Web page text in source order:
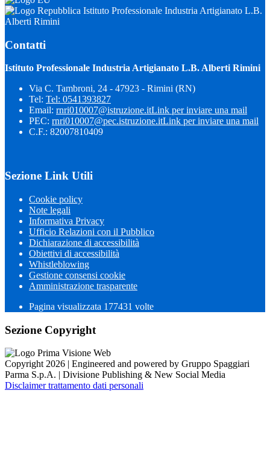
Istituto Professionale Industria Artigianato L.B.
Alberti Rimini
Contatti
Istituto Professionale Industria Artigianato L.B. Alberti Rimini
Via C. Tambroni, 24 - 47923 - Rimini (RN)
Tel: Tel: 0541393827
Email: rnri010007@istruzione.itLink per inviare una mail
PEC: rnri010007@pec.istruzione.itLink per inviare una mail
C.F.: 82007810409
Sezione Link Utili
Cookie policy
Note legali
Informativa Privacy
Ufficio Relazioni con il Pubblico
Dichiarazione di accessibilità
Obiettivi di accessibilità
Whistleblowing
Gestione consensi cookie
Amministrazione trasparente
Pagina visualizzata 177431 volte
Sezione Copyright
Copyright 2026 | Engineered and powered by Gruppo Spaggiari
Parma S.p.A. | Divisione Publishing & New Social Media
Disclaimer trattamento dati personali